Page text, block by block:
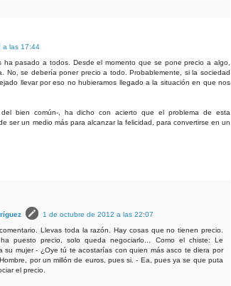
a las 17:44
pasado a todos. Desde el momento que se pone precio a algo,
No, se debería poner precio a todo. Probablemente, si la sociedad
llevar por eso no hubieramos llegado a la situación en que nos
del bien común-, ha dicho con acierto que el problema de esta
ser un medio más para alcanzar la felicidad, para convertirse en un
1 de octubre de 2012 a las 22:07
Llevas toda la razón. Hay cosas que no tienen precio.
puesto precio, solo queda negociarlo... Como el chiste: Le
su mujer - ¿Oye tú te acostarías con quien más asco te diera por
por un millón de euros, pues si. - Ea, pues ya se que puta
el precio.